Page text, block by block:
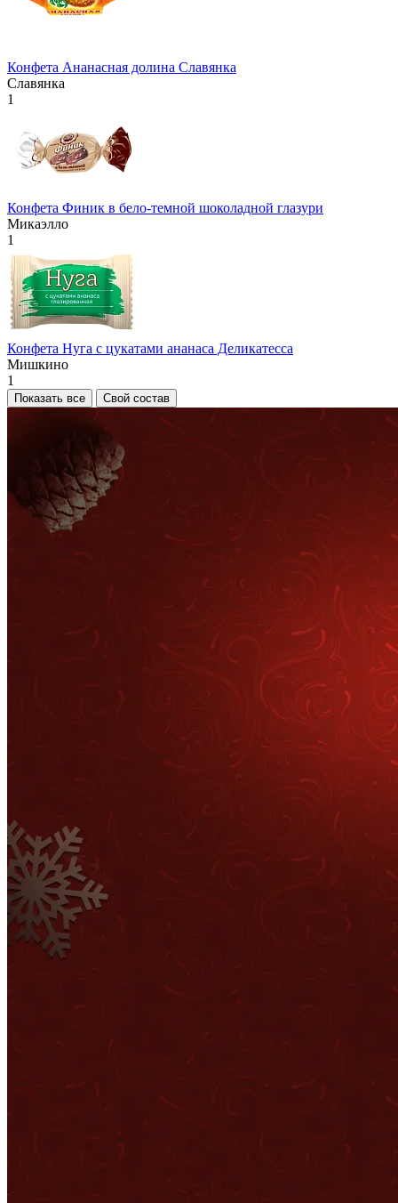
Конфета Ананасная долина Славянка
Славянка
1
Конфета Финик в бело-темной шоколадной глазури
Микаэлло
1
Конфета Нуга с цукатами ананаса Деликатесса
Мишкино
1
Показать все Свой состав